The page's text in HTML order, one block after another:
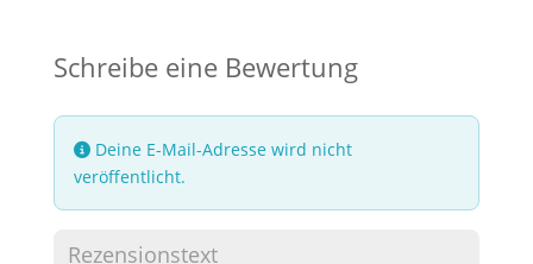
Schreibe eine Bewertung
Deine E-Mail-Adresse wird nicht
veröffentlicht.